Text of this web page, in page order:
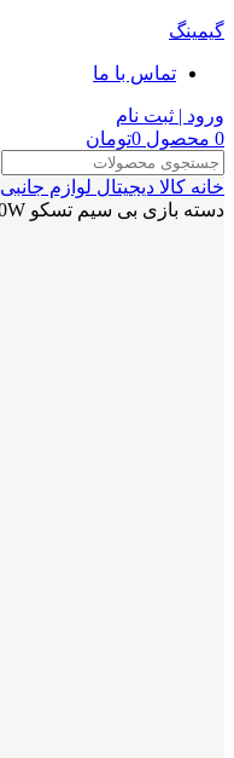
گیمینگ
تماس با ما
ورود | ثبت نام
0 محصول 0تومان
خانه کالا دیجیتال لوازم جانبی
دسته بازی بی سیم تسکو TSCO GAMING PAD TG 140W